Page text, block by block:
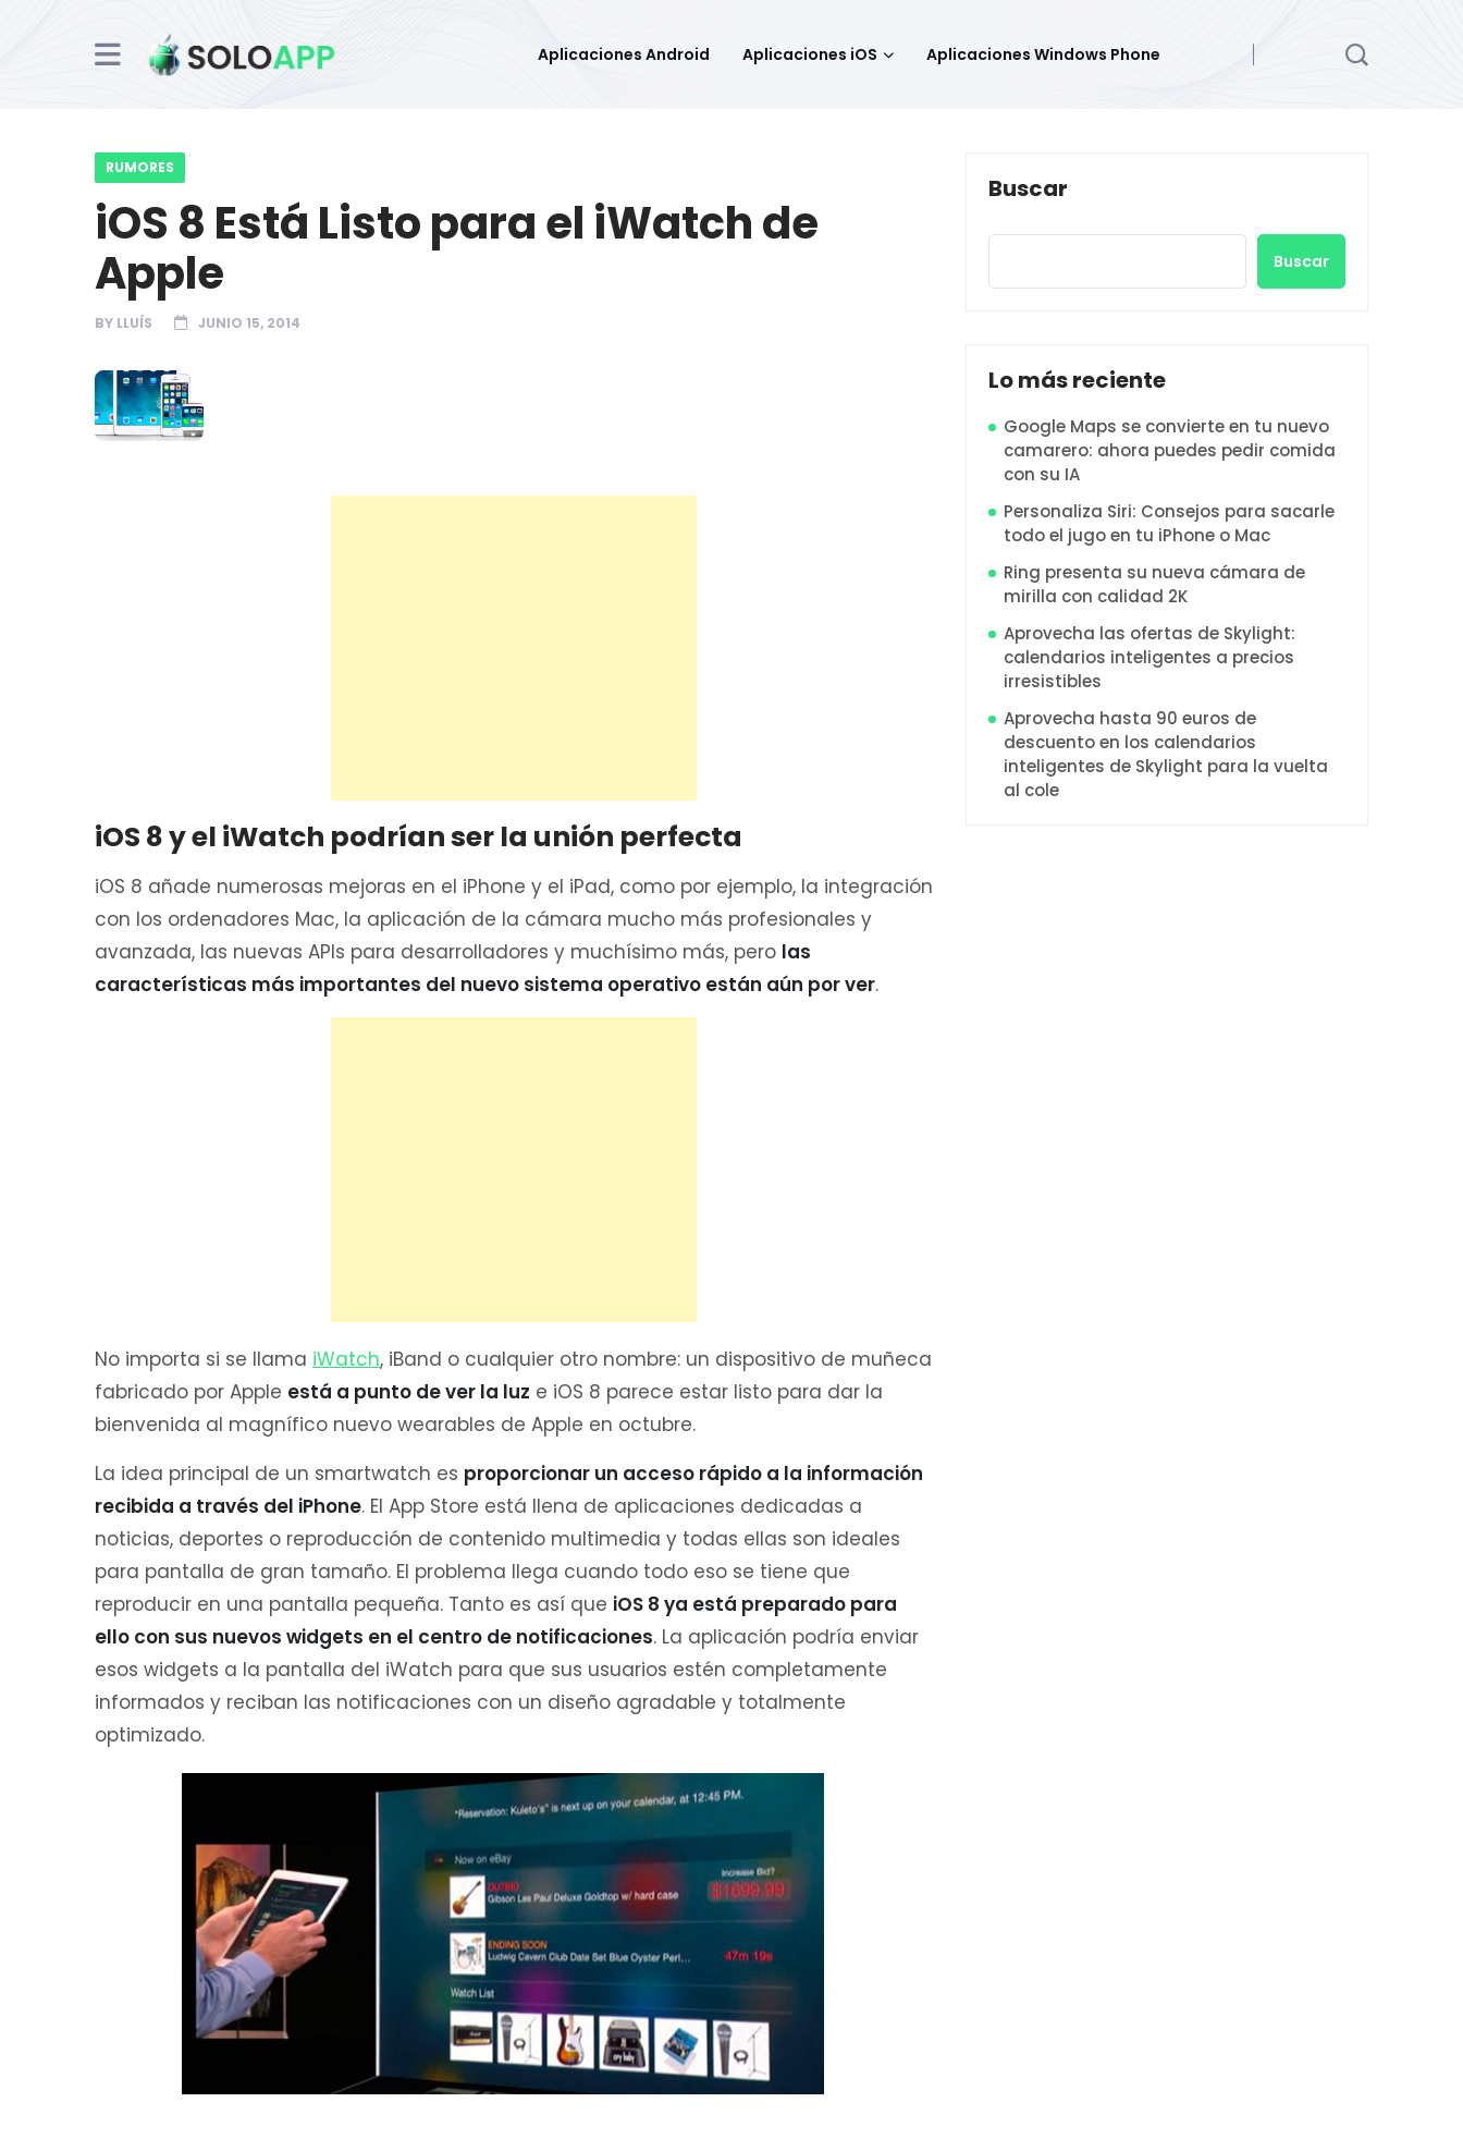
Aplicaciones Android Aplicaciones iOS Aplicaciones Windows Phone
RUMORES
iOS 8 Está Listo para el iWatch de
Apple
BY LLUÍS JUNIO 15, 2014
iOS 8 y el iWatch podrían ser la unión perfecta
iOS 8 añade numerosas mejoras en el iPhone y el iPad, como por ejemplo, la integración
con los ordenadores Mac, la aplicación de la cámara mucho más profesionales y
avanzada, las nuevas APIs para desarrolladores y muchísimo más, pero las
características más importantes del nuevo sistema operativo están aún por ver.
No importa si se llama iWatch, iBand o cualquier otro nombre: un dispositivo de muñeca
fabricado por Apple está a punto de ver la luz e iOS 8 parece estar listo para dar la
bienvenida al magnífico nuevo wearables de Apple en octubre.
La idea principal de un smartwatch es proporcionar un acceso rápido a la información
recibida a través del iPhone. El App Store está llena de aplicaciones dedicadas a
noticias, deportes o reproducción de contenido multimedia y todas ellas son ideales
para pantalla de gran tamaño. El problema llega cuando todo eso se tiene que
reproducir en una pantalla pequeña. Tanto es así que iOS 8 ya está preparado para
ello con sus nuevos widgets en el centro de notificaciones. La aplicación podría enviar
esos widgets a la pantalla del iWatch para que sus usuarios estén completamente
informados y reciban las notificaciones con un diseño agradable y totalmente
optimizado.
Buscar
Buscar
Lo más reciente
Google Maps se convierte en tu nuevo
camarero: ahora puedes pedir comida
con su IA
Personaliza Siri: Consejos para sacarle
todo el jugo en tu iPhone o Mac
Ring presenta su nueva cámara de
mirilla con calidad 2K
Aprovecha las ofertas de Skylight:
calendarios inteligentes a precios
irresistibles
Aprovecha hasta 90 euros de
descuento en los calendarios
inteligentes de Skylight para la vuelta
al cole